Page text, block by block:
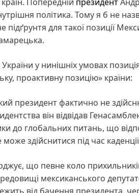
політика. Тому я б не
підґрунтя для такої позиції
у нинішніх умовах
проактивну позицію» країни:
президент фактично не
він відвідав
до глобальних питань, що
здійснитися під час
що певне коло
мексиканського